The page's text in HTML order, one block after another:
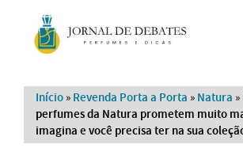
Início » Revenda Porta a Porta » Natura »
perfumes da Natura prometem muito
imagina e você precisa ter na sua